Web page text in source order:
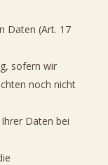
Daten (Art. 17
sofern wir
noch nicht
Daten bei